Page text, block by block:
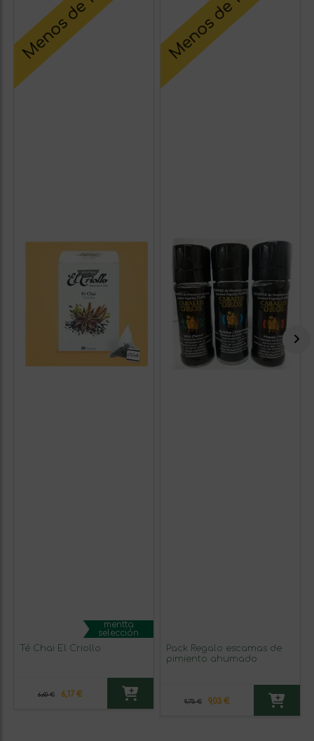
mentta
selección
Té Chai El Criollo
6,60 € 6,17 €
Pack Regalo escamas de
pimiento ahumado
9,75 € 9,03 €